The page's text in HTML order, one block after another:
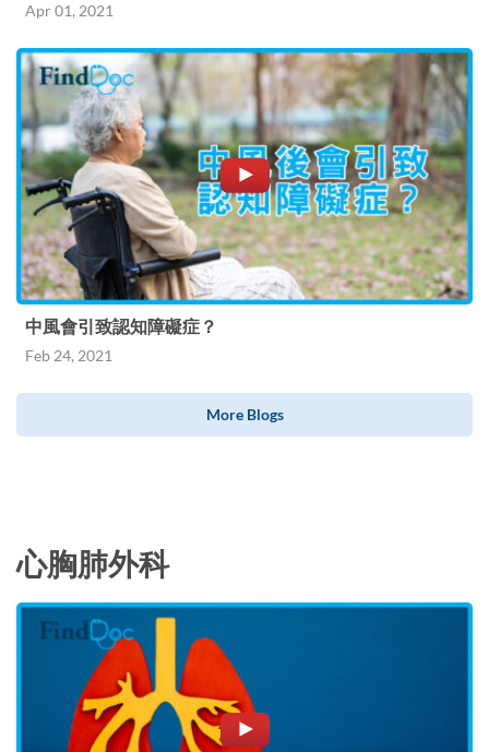
Apr 01, 2021
中風會引致認知障礙症？
Feb 24, 2021
More Blogs
心胸肺外科